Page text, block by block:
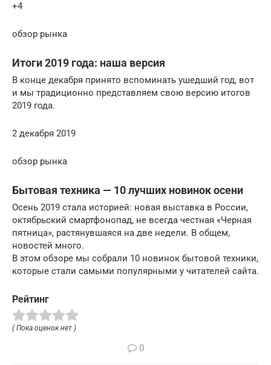
+4
обзор рынка
Итоги 2019 года: наша версия
В конце декабря принято вспоминать ушедший год, вот
и мы традиционно представляем свою версию итогов
2019 года.
2 декабря 2019
обзор рынка
Бытовая техника — 10 лучших новинок осени
Осень 2019 стала историей: новая выставка в России,
октябрьский смартфонопад, не всегда честная «Черная
пятница», растянувшаяся на две недели. В общем,
новостей много.
В этом обзоре мы собрали 10 новинок бытовой техники,
которые стали самыми популярными у читателей сайта.
Рейтинг
( Пока оценок нет )
0